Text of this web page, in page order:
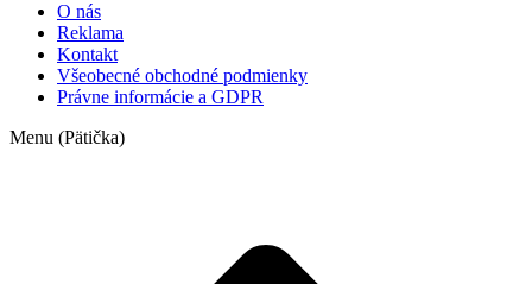
O nás
Reklama
Kontakt
Všeobecné obchodné podmienky
Právne informácie a GDPR
Menu (Pätička)